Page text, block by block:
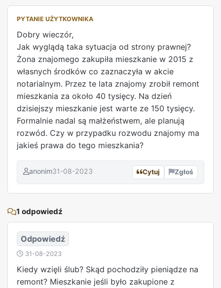
PYTANIE UŻYTKOWNIKA
Dobry wieczór,
Jak wyglądą taka sytuacja od strony prawnej?
Żona znajomego zakupiła mieszkanie w 2015 z
własnych środków co zaznaczyła w akcie
notarialnym. Przez te lata znajomy zrobił remont
mieszkania za około 40 tysięcy. Na dzień
dzisiejszy mieszkanie jest warte ze 150 tysięcy.
Formalnie nadal są małżeństwem, ale planują
rozwód. Czy w przypadku rozwodu znajomy ma
jakieś prawa do tego mieszkania?
anonim31-08-2023 Cytuj Zgłoś
1 odpowiedź
Odpowiedź
31-08-2023
Kiedy wzięli ślub? Skąd pochodziły pieniądze na
remont? Mieszkanie jeśli było zakupione z